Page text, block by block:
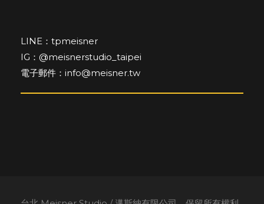
LINE：tpmeisner
IG：@meisnerstudio_taipei
電子郵件：info@meisner.tw